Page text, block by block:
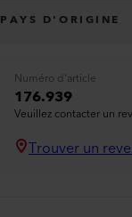
PAYS D'ORIGINE
Numéro d'article
176.939
Veuillez contacter un
Trouver un